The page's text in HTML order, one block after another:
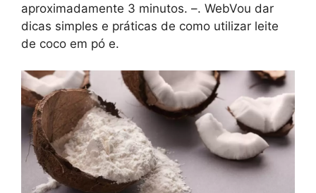
aproximadamente 3 minutos. –. WebVou dar
dicas simples e práticas de como utilizar leite
de coco em pó e.